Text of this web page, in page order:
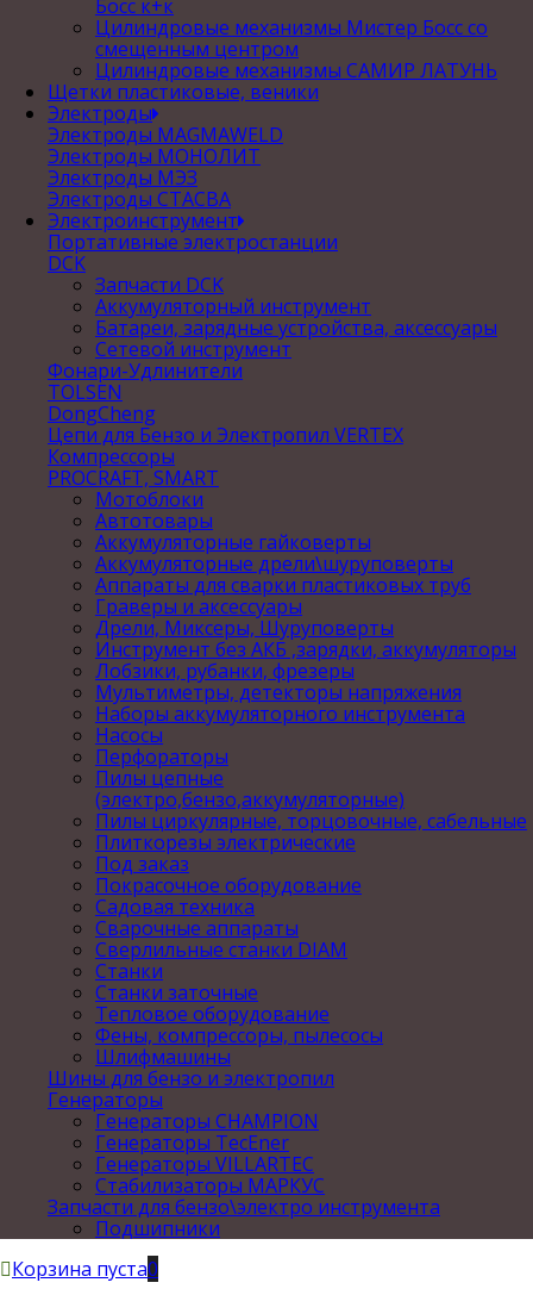
Босс к+к
Цилиндровые механизмы Мистер Босс со
смещенным центром
Цилиндровые механизмы САМИР ЛАТУНЬ
Щетки пластиковые, веники
Электроды
Электроды MAGMAWELD
Электроды МОНОЛИТ
Электроды МЭЗ
Электроды СТАСВА
Электроинструмент
Портативные электростанции
DCK
Запчасти DCK
Аккумуляторный инструмент
Батареи, зарядные устройства, аксессуары
Сетевой инструмент
Фонари-Удлинители
TOLSEN
DongCheng
Цепи для Бензо и Электропил VERTEX
Компрессоры
PROCRAFT, SMART
Мотоблоки
Автотовары
Аккумуляторные гайковерты
Аккумуляторные дрели\шуруповерты
Аппараты для сварки пластиковых труб
Граверы и аксессуары
Дрели, Миксеры, Шуруповерты
Инструмент без АКБ ,зарядки, аккумуляторы
Лобзики, рубанки, фрезеры
Мультиметры, детекторы напряжения
Наборы аккумуляторного инструмента
Насосы
Перфораторы
Пилы цепные
(электро,бензо,аккумуляторные)
Пилы циркулярные, торцовочные, сабельные
Плиткорезы электрические
Под заказ
Покрасочное оборудование
Садовая техника
Сварочные аппараты
Сверлильные станки DIAM
Станки
Станки заточные
Тепловое оборудование
Фены, компрессоры, пылесосы
Шлифмашины
Шины для бензо и электропил
Генераторы
Генераторы CHAMPION
Генераторы TecEner
Генераторы VILLARTEC
Стабилизаторы МАРКУС
Запчасти для бензо\электро инструмента
Подшипники
Корзина пуста0